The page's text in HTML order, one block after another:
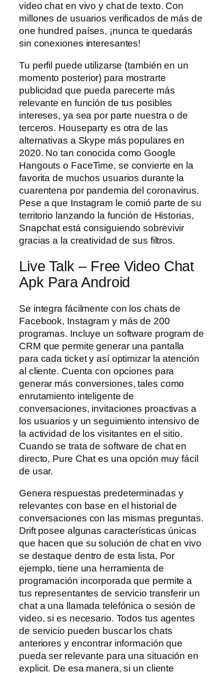
video chat en vivo y chat de texto. Con
millones de usuarios verificados de más de
one hundred países, ¡nunca te quedarás
sin conexiones interesantes!
Tu perfil puede utilizarse (también en un
momento posterior) para mostrarte
publicidad que pueda parecerte más
relevante en función de tus posibles
intereses, ya sea por parte nuestra o de
terceros. Houseparty es otra de las
alternativas a Skype más populares en
2020. No tan conocida como Google
Hangouts o FaceTime, se convierte en la
favorita de muchos usuarios durante la
cuarentena por pandemia del coronavirus.
Pese a que Instagram le comió parte de su
territorio lanzando la función de Historias,
Snapchat está consiguiendo sobrevivir
gracias a la creatividad de sus filtros.
Live Talk – Free Video Chat
Apk Para Android
Se integra fácilmente con los chats de
Facebook, Instagram y más de 200
programas. Incluye un software program de
CRM que permite generar una pantalla
para cada ticket y así optimizar la atención
al cliente. Cuenta con opciones para
generar más conversiones, tales como
enrutamiento inteligente de
conversaciones, invitaciones proactivas a
los usuarios y un seguimiento intensivo de
la actividad de los visitantes en el sitio.
Cuando se trata de software de chat en
directo, Pure Chat es una opción muy fácil
de usar.
Genera respuestas predeterminadas y
relevantes con base en el historial de
conversaciones con las mismas preguntas.
Drift posee algunas características únicas
que hacen que su solución de chat en vivo
se destaque dentro de esta lista. Por
ejemplo, tiene una herramienta de
programación incorporada que permite a
tus representantes de servicio transferir un
chat a una llamada telefónica o sesión de
video, si es necesario. Todos tus agentes
de servicio pueden buscar los chats
anteriores y encontrar información que
pueda ser relevante para una situación en
explicit. De esa manera, si un cliente